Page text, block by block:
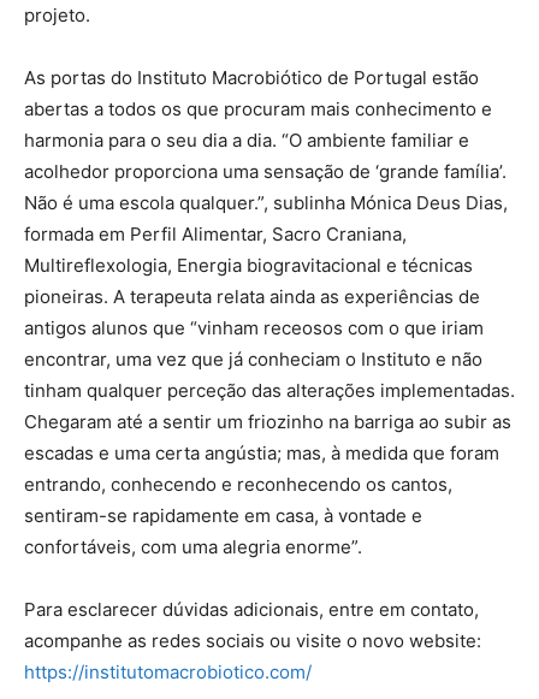
projeto.
As portas do Instituto Macrobiótico de Portugal estão
abertas a todos os que procuram mais conhecimento e
harmonia para o seu dia a dia. “O ambiente familiar e
acolhedor proporciona uma sensação de ‘grande família’.
Não é uma escola qualquer.”, sublinha Mónica Deus Dias,
formada em Perfil Alimentar, Sacro Craniana,
Multireflexologia, Energia biogravitacional e técnicas
pioneiras. A terapeuta relata ainda as experiências de
antigos alunos que “vinham receosos com o que iriam
encontrar, uma vez que já conheciam o Instituto e não
tinham qualquer perceção das alterações implementadas.
Chegaram até a sentir um friozinho na barriga ao subir as
escadas e uma certa angústia; mas, à medida que foram
entrando, conhecendo e reconhecendo os cantos,
sentiram-se rapidamente em casa, à vontade e
confortáveis, com uma alegria enorme”.
Para esclarecer dúvidas adicionais, entre em contato,
acompanhe as redes sociais ou visite o novo website:
https://institutomacrobiotico.com/